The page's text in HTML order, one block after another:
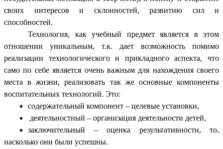
своих интересов и склонностей, развитию сил и
способностей.
Технология, как учебный предмет является в этом
отношении уникальным, т.к. дает возможность помимо
реализации технологического и прикладного аспекта, что
само по себе является очень важным для нахождения своего
места в жизни, реализовать так же основные компоненты
воспитательных технологий. Это:
содержательный компонент – целевые установки,
деятельностный – организация деятельности детей,
заключительный – оценка результативности, то,
насколько они были успешны.